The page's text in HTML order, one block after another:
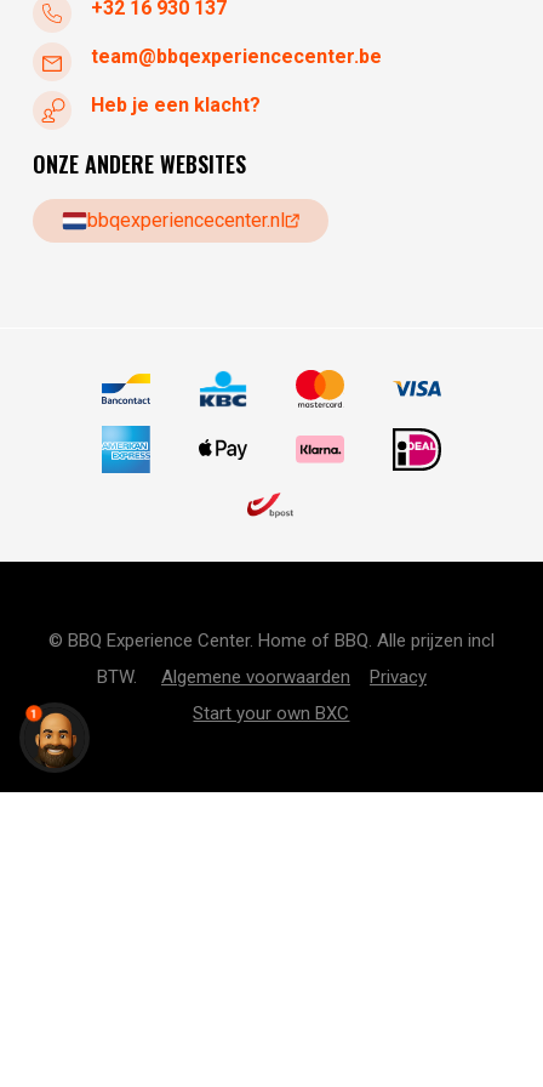
+32 16 930 137
team@bbqexperiencecenter.be
Heb je een klacht?
ONZE ANDERE WEBSITES
bbqexperiencecenter.nl
© BBQ Experience Center. Home of BBQ. Alle prijzen incl
BTW. Algemene voorwaarden
Privacy
Start your own BXC
1